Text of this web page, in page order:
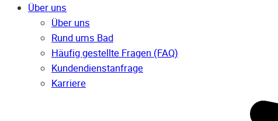
Über uns
Über uns
Rund ums Bad
Häufig gestellte Fragen (FAQ)
Kunden­dienst­anfrage
Karriere